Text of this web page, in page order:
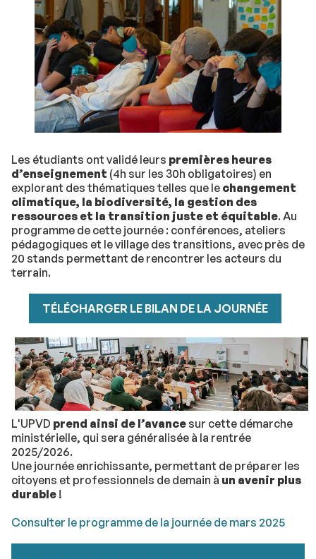
Les étudiants ont validé leurs premières heures
d’enseignement (4h sur les 30h obligatoires) en
explorant des thématiques telles que le changement
climatique, la biodiversité, la gestion des
ressources et la transition juste et équitable. Au
programme de cette journée : conférences, ateliers
pédagogiques et le village des transitions, avec près de
20 stands permettant de rencontrer les acteurs du
terrain.
TÉLÉCHARGER LE BILAN DE LA JOURNÉE
L'UPVD prend ainsi de l’avancesur cette démarche
ministérielle, qui sera généralisée à la rentrée
2025/2026.
Une journée enrichissante, permettant de préparer les
citoyens et professionnels de demain à un avenir plus
durable !
Consulter le programme de la journée de mars 2025